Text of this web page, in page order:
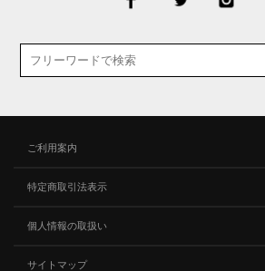
ご利用案内
特定商取引法表示
個人情報の取扱い
サイトマップ